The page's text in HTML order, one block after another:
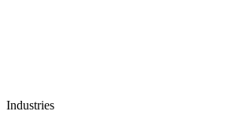
Industries